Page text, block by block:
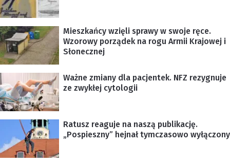
Mieszkańcy wzięli sprawy w swoje ręce.
Wzorowy porządek na rogu Armii Krajowej i
Słonecznej
Ważne zmiany dla pacjentek. NFZ rezygnuje
ze zwykłej cytologii
Ratusz reaguje na naszą publikację.
„Pospieszny” hejnał tymczasowo wyłączony